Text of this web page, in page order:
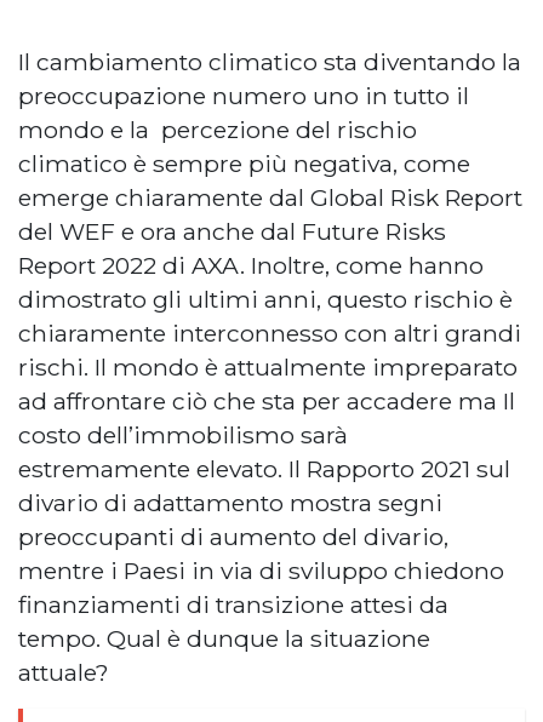
Il cambiamento climatico sta diventando la
preoccupazione numero uno in tutto il
mondo e la percezione del rischio
climatico è sempre più negativa, come
emerge chiaramente dal Global Risk Report
del WEF e ora anche dal Future Risks
Report 2022 di AXA. Inoltre, come hanno
dimostrato gli ultimi anni, questo rischio è
chiaramente interconnesso con altri grandi
rischi. Il mondo è attualmente impreparato
ad affrontare ciò che sta per accadere ma Il
costo dell’immobilismo sarà
estremamente elevato. Il Rapporto 2021 sul
divario di adattamento mostra segni
preoccupanti di aumento del divario,
mentre i Paesi in via di sviluppo chiedono
finanziamenti di transizione attesi da
tempo. Qual è dunque la situazione
attuale?